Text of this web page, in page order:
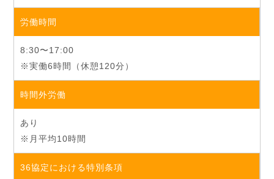
労働時間
8:30〜17:00
※実働6時間（休憩120分）
時間外労働
あり
※月平均10時間
36協定における特別条項